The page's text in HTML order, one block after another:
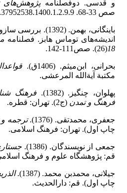
و قدسی. دوفصلنامهپژوهش‌های
صص 33-68. 20.1001.1.37952538.1400.1.2.9.9.
باینگانی، بهمن.
اندیشه‌های توماس هابز. فصلنامه
18(26). صص111-142.
بحرانی، ابن‌میثم. (1406ق).
مکتبة آیة‌الله المرعشی.
پهلوان، چنگیز. (1382).
فرهنگ
فرهنگ و تمدن (ج2). تهران: قطره.
جعفری، محمدتقی. (1376). ترجمه و
چاپ اول). تهران: فرهنگ اسلامی.
جمعی از نویسندگان. (1386).
قم: پژوهشگاه علوم و فرهنگ
جیلانی، محمدبن محمد. (1387).
چاپ اول). قم: دارالحدیث.